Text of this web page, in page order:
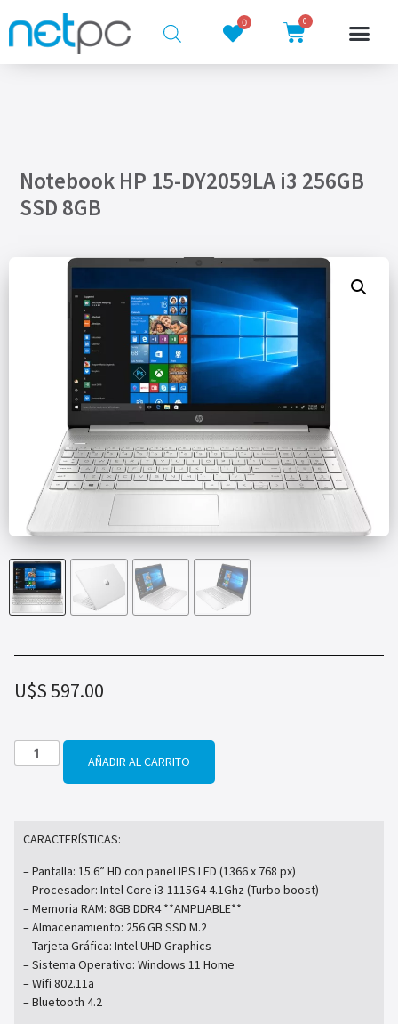
0 0
Notebook HP 15-DY2059LA i3 256GB
SSD 8GB
U$S 597.00
AÑADIR AL CARRITO
CARACTERÍSTICAS:
– Pantalla: 15.6” HD con panel IPS LED (1366 x 768 px)
– Procesador: Intel Core i3-1115G4 4.1Ghz (Turbo boost)
– Memoria RAM: 8GB DDR4 **AMPLIABLE**
– Almacenamiento: 256 GB SSD M.2
– Tarjeta Gráfica: Intel UHD Graphics
– Sistema Operativo: Windows 11 Home
– Wifi 802.11a
– Bluetooth 4.2